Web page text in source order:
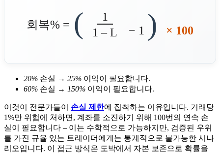
회복% = (
1
1 – L
− 1 ) × 100
20% 손실 → 25% 이익이 필요합니다.
60% 손실 → 150% 이익이 필요합니다.
이것이 전문가들이 손실 제한에 집착하는 이유입니다. 거래당
1%만 위험에 처하면, 계좌를 소진하기 위해 100번의 연속 손
실이 필요합니다 – 이는 수학적으로 가능하지만, 검증된 우위
를 가진 규율 있는 트레이더에게는 통계적으로 불가능한 시나
리오입니다. 이 접근 방식은 도박에서 자본 보존으로 확률을